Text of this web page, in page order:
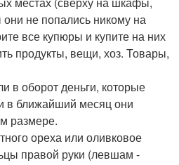
они не попались никому на
все купюры и купите на них
продукты, вещи, хоз. Товары,
в оборот деньги, которые
в ближайший месяц они
размере.
ореха или оливковое
правой руки (левшам -